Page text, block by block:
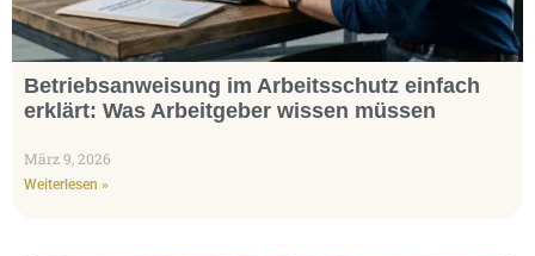
Betriebsanweisung im Arbeitsschutz einfach
erklärt: Was Arbeitgeber wissen müssen
März 9, 2026
Weiterlesen »